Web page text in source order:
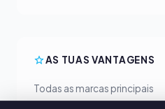
AS TUAS VANTAGENS
Todas as marcas principais